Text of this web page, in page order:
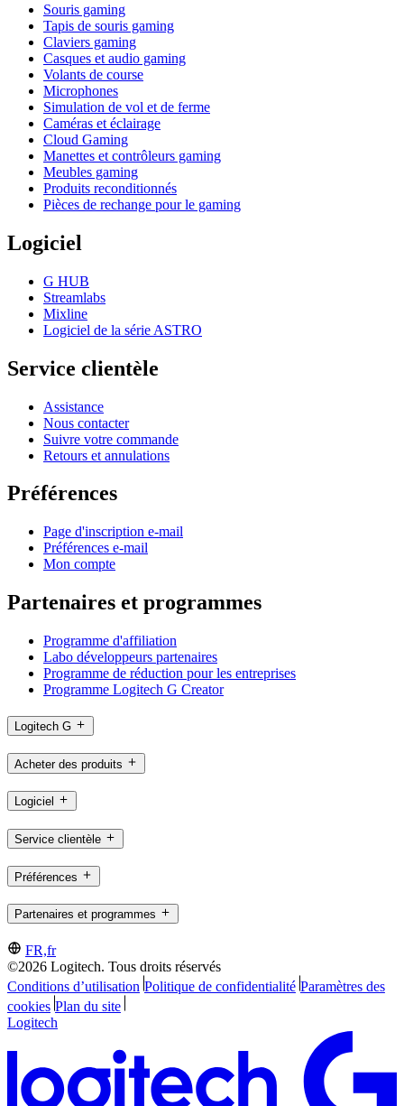
Souris gaming
Tapis de souris gaming
Claviers gaming
Casques et audio gaming
Volants de course
Microphones
Simulation de vol et de ferme
Caméras et éclairage
Cloud Gaming
Manettes et contrôleurs gaming
Meubles gaming
Produits reconditionnés
Pièces de rechange pour le gaming
Logiciel
G HUB
Streamlabs
Mixline
Logiciel de la série ASTRO
Service clientèle
Assistance
Nous contacter
Suivre votre commande
Retours et annulations
Préférences
Page d'inscription e-mail
Préférences e-mail
Mon compte
Partenaires et programmes
Programme d'affiliation
Labo développeurs partenaires
Programme de réduction pour les entreprises
Programme Logitech G Creator
Logitech G
Acheter des produits
Logiciel
Service clientèle
Préférences
Partenaires et programmes
FR,fr
©2026 Logitech. Tous droits réservés
Conditions d’utilisation Politique de confidentialité Paramètres des
cookies Plan du site
Logitech